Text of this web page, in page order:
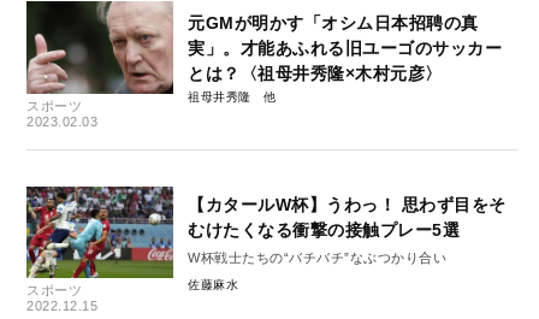
スポーツ
2023.02.03
元GMが明かす「オシム日本招聘の真
実」。才能あふれる旧ユーゴのサッカー
とは？〈祖母井秀隆×木村元彦〉
祖母井秀隆
スポーツ
2022.12.15
【カタールW杯】うわっ！ 思わず目をそ
むけたくなる衝撃の接触プレー5選
W杯戦士たちの“バチバチ”なぶつかり合い
佐藤麻水